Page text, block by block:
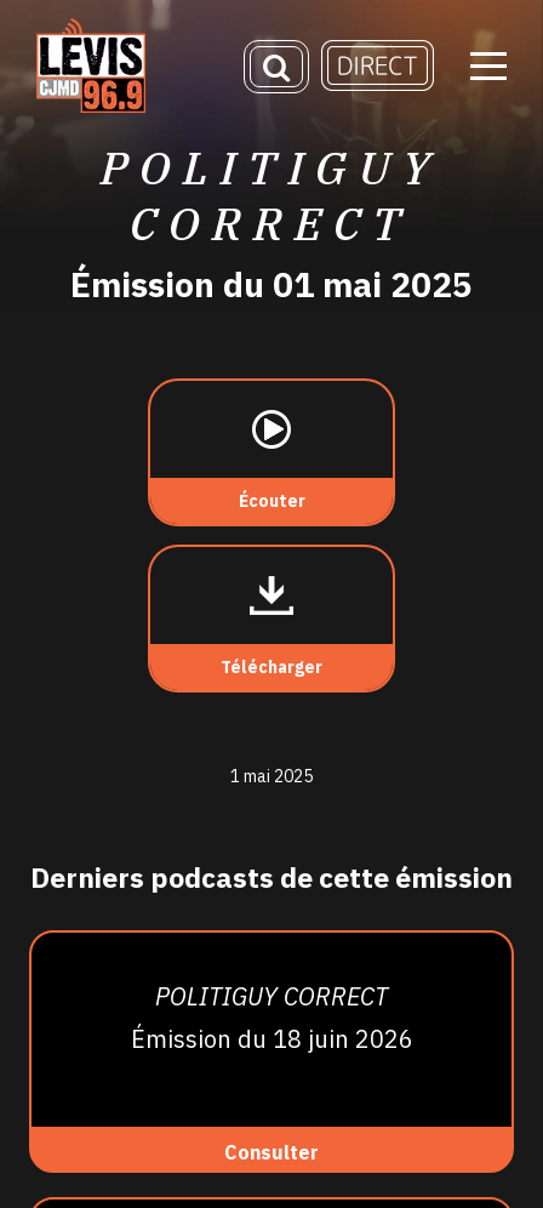
POLITIGUY
CORRECT
Émission du 01 mai 2025
Écouter
Télécharger
1 mai 2025
Derniers podcasts de cette émission
POLITIGUY CORRECT
Émission du 18 juin 2026
Consulter